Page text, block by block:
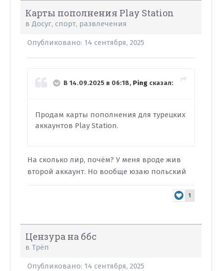
Карты пополнения Play Station
в Досуг, спорт, развлечения
Опубликовано: 14 сентября, 2025
В 14.09.2025 в 06:18, Ping сказал:
Продам карты пополнения для турецких
аккаунтов Play Station.
На сколько лир, почём? У меня вроде жив
второй аккаунт. Но вообще юзаю польский
1
Цензура на ббс
в Трёп
Опубликовано: 14 сентября, 2025